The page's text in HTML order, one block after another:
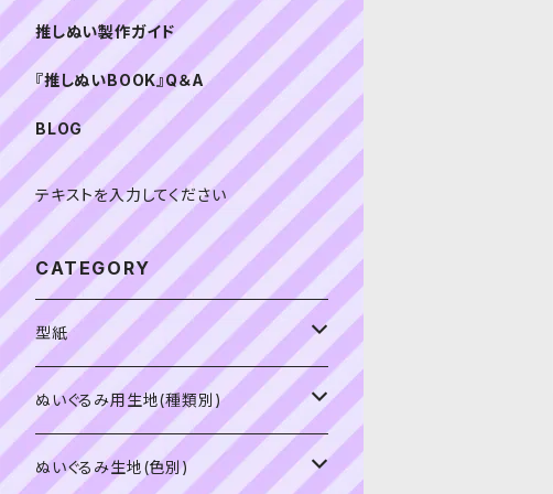
推しぬい製作ガイド
『推しぬいBOOK』Q＆A
BLOG
テキストを入力してください
CATEGORY
型紙
書籍（紙の本）
PDFデータ（ダウンロード）
ぬいぐるみ用生地(種類別)
ソフトボア（短毛）
ぬいぐるみ生地(色別)